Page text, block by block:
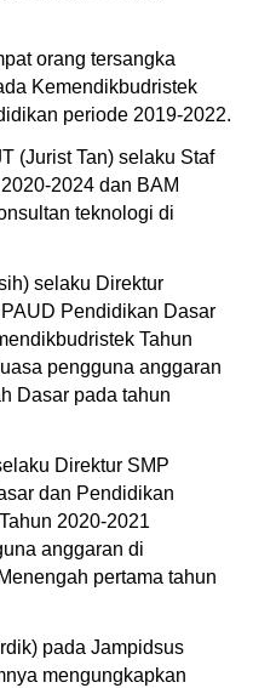
orang tersangka
Kemendikbudristek
periode 2019-2022.
(Jurist Tan) selaku Staf
2024 dan BAM
teknologi di
selaku Direktur
Pendidikan Dasar
Tahun
pengguna anggaran
Dasar pada tahun
Direktur SMP
dan Pendidikan
2020-2021
anggaran di
pertama tahun
pada Jampidsus
mengungkapkan